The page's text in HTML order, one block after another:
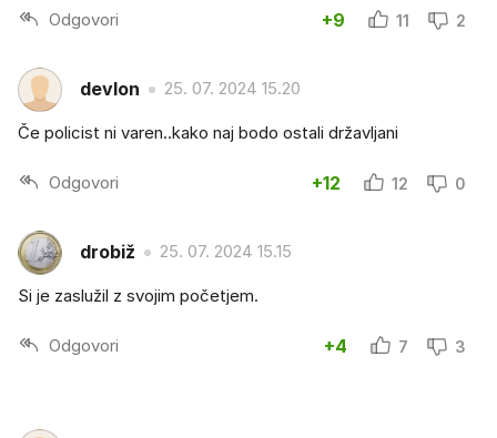
Odgovori +9 11 2
devlon 25. 07. 2024 15.20
Če policist ni varen..kako naj bodo ostali državljani
Odgovori +12 12 0
drobiž 25. 07. 2024 15.15
Si je zaslužil z svojim početjem.
Odgovori +4 7 3